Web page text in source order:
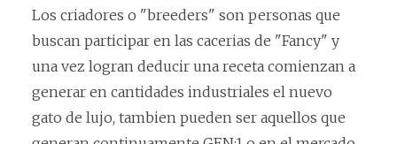
Los criadores o "breeders" son personas que
buscan participar en las cacerias de "Fancy" y
una vez logran deducir una receta comienzan a
generar en cantidades industriales el nuevo
gato de lujo, tambien pueden ser aquellos que